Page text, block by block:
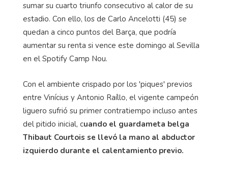
sumar su cuarto triunfo consecutivo al calor de su
estadio. Con ello, los de Carlo Ancelotti (45) se
quedan a cinco puntos del Barça, que podría
aumentar su renta si vence este domingo al Sevilla
en el Spotify Camp Nou.
Con el ambiente crispado por los 'piques' previos
entre Vinícius y Antonio Raíllo, el vigente campeón
liguero sufrió su primer contratiempo incluso antes
del pitido inicial, cuando el guardameta belga
Thibaut Courtois se llevó la mano al abductor
izquierdo durante el calentamiento previo.